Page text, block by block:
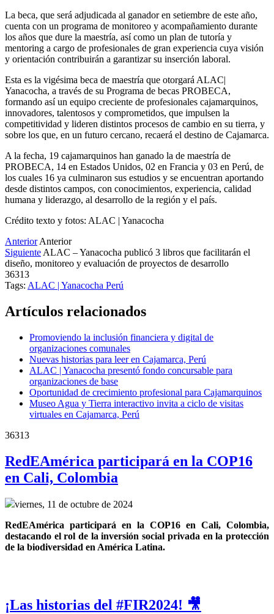
La beca, que será adjudicada al ganador en setiembre de este año,
cuenta con un programa de monitoreo y acompañamiento durante
los años que dure la maestría, así como un plan de tutoría y
mentoring a cargo de profesionales de gran experiencia cuya visión
y orientación contribuirán a garantizar su inserción laboral.
Esta es la vigésima beca de maestría que otorgará ALAC|
Yanacocha, a través de su Programa de becas PROBECA,
formando así un equipo creciente de profesionales cajamarquinos,
innovadores, talentosos y comprometidos, que impulsen la
competitividad y lideren distintos procesos de cambio en su tierra, y
sobre los que, en un futuro cercano, recaerá el destino de Cajamarca.
A la fecha, 19 cajamarquinos han ganado la de maestría de
PROBECA, 14 en Estados Unidos, 02 en Francia y 03 en Perú, de
los cuales 16 ya culminaron sus estudios y se encuentran aportando
desde distintos campos, con conocimientos, experiencia, calidad
humana y liderazgo, al desarrollo de la región y el país.
Crédito texto y fotos: ALAC | Yanacocha
Anterior Anterior
Siguiente ALAC – Yanacocha publicó 3 libros que facilitarán el
diseño, monitoreo y evaluación de proyectos de desarrollo
36313
Tags: ALAC | Yanacocha Perú
Artículos relacionados
Promoviendo la inclusión financiera y digital de
organizaciones comunales
Nuevas historias para leer en Cajamarca, Perú
ALAC | Yanacocha presentó fondo concursable para
organizaciones de base
Oportunidad de crecimiento profesional para Cajamarquinos
Museo Agua y Tierra interactivo invita a ciclo de visitas
virtuales en Cajamarca, Perú
36313
RedEAmérica participará en la COP16
en Cali, Colombia
viernes, 11 de octubre de 2024
RedEAmérica participará en la COP16 en Cali, Colombia,
destacando el rol de la inversión social privada en la protección
de la biodiversidad en América Latina.
¡Las historias del #FIR2024! 🎥